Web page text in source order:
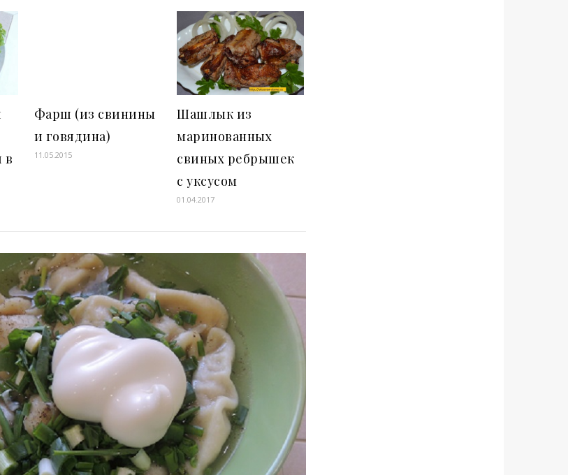
в
Фарш (из свинины
и говядина)
11.05.2015
Шашлык из
маринованных
свиных ребрышек
с уксусом
01.04.2017